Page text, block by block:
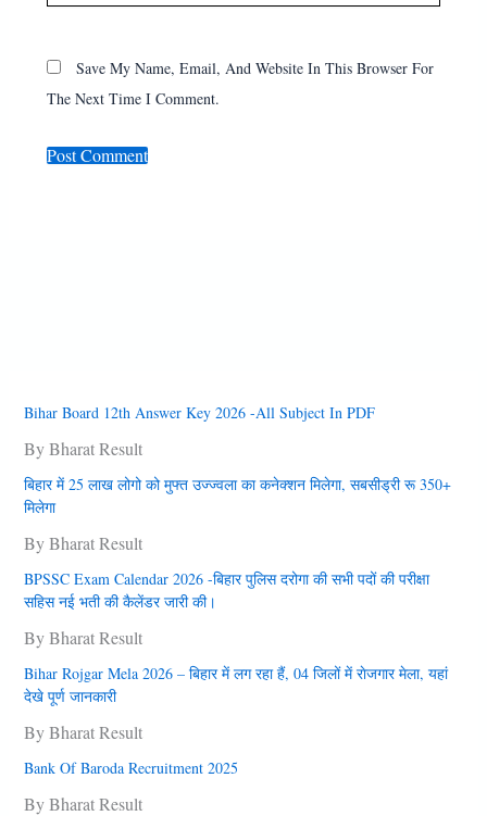
Save My Name, Email, And Website In This Browser For
The Next Time I Comment.
Bihar Board 12th Answer Key 2026 -All Subject In PDF
By Bharat Result
बिहार में 25 लाख लोगो को मुफ्त उज्‍ज्‍वला का कनेक्‍शन मिलेगा, सबसीड्री रू 350+
मिलेगा
By Bharat Result
BPSSC Exam Calendar 2026 -बिहार पुलिस दरोगा की सभी पदों की परीक्षा
सहिस नई भती की कैलेंडर जारी की।
By Bharat Result
Bihar Rojgar Mela 2026 – बिहार में लग रहा हैं, 04 जिलों में राेजगार मेला, यहां
देखे पूर्ण जानकारी
By Bharat Result
Bank Of Baroda Recruitment 2025
By Bharat Result